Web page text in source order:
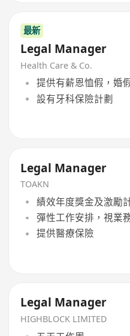
最新
Legal Manager
Health Care & Co.
提供有薪恩恤假，婚
設有牙科保險計劃
Legal Manager
TOAKN
績效年度獎金及激勵
彈性工作安排，視業
提供醫療保險
Legal Manager
HIGHBLOCK LIMITED